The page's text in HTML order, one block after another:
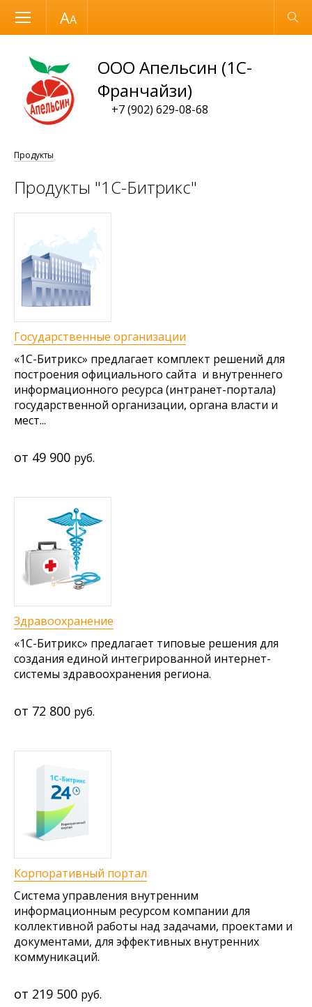
Размер шрифта Обычная версия
ООО Апельсин (1С-
Франчайзи)
+7 (902) 629-08-68
Продукты
Продукты "1С-Битрикс"
Государственные организации
«1С-Битрикс» предлагает комплект решений для
построения официального сайта и внутреннего
информационного ресурса (интранет-портала)
государственной организации, органа власти и
мест...
49 900 руб.
Здравоохранение
«1С-Битрикс» предлагает типовые решения для
создания единой интегрированной интернет-
системы здравоохранения региона.
72 800 руб.
Корпоративный портал
Система управления внутренним
информационным ресурсом компании для
коллективной работы над задачами, проектами и
документами, для эффективных внутренних
коммуникаций.
219 500 руб.